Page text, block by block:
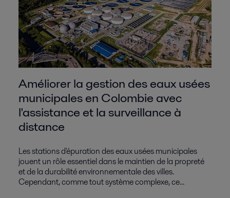
Améliorer la gestion des eaux usées
municipales en Colombie avec
l'assistance et la surveillance à
distance
Les stations d'épuration des eaux usées municipales
jouent un rôle essentiel dans le maintien de la propreté
et de la durabilité environnementale des villes.
Cependant, comme tout système complexe, ce...